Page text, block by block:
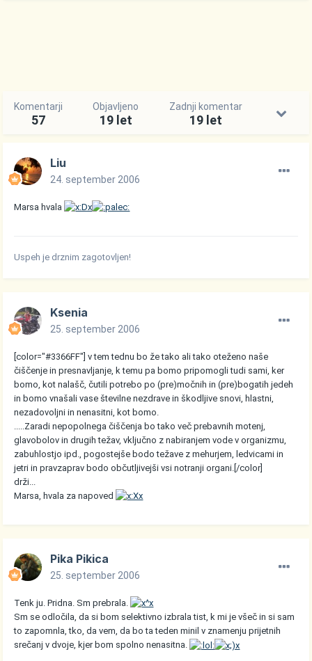
Komentarji
57
Objavljeno
19 let
Zadnji komentar
19 let
Liu
24. september 2006
Marsa hvala
Uspeh je drznim zagotovljen!
Ksenia
25. september 2006
[color="#3366FF"] v tem tednu bo že tako ali tako oteženo naše
čiščenje in presnavljanje, k temu pa bomo pripomogli tudi sami, ker
bomo, kot nalašč, čutili potrebo po (pre)močnih in (pre)bogatih jedeh
in bomo vnašali vase številne nezdrave in škodljive snovi, hlastni,
nezadovoljni in nenasitni, kot bomo.
.....Zaradi nepopolnega čiščenja bo tako več prebavnih motenj,
glavobolov in drugih težav, vključno z nabiranjem vode v organizmu,
zabuhlostjo ipd., pogostejše bodo težave z mehurjem, ledvicami in
jetri in pravzaprav bodo občutljivejši vsi notranji organi.[/color]
drži...
Marsa, hvala za napoved
Pika Pikica
25. september 2006
Tenk ju. Pridna. Sm prebrala.
Sm se odločila, da si bom selektivno izbrala tist, k mi je všeč in si sam
to zapomnla, tko, da vem, da bo ta teden minil v znamenju prijetnih
srečanj v dvoje, kjer bom spolno nenasitna.